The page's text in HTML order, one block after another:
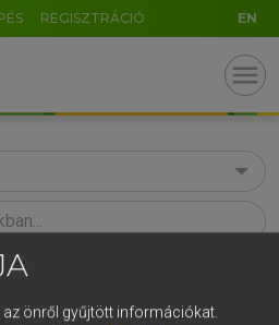
REGISZTRÁCIÓ EN
menu
az önről gyűjtött információkat.